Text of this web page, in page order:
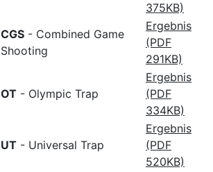
375KB)
CGS - Combined Game
Shooting
Ergebnis
(PDF
291KB)
OT - Olympic Trap
Ergebnis
(PDF
334KB)
UT - Universal Trap
Ergebnis
(PDF
520KB)